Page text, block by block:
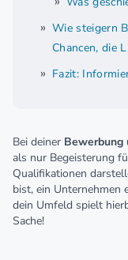
Wie steigern
Chancen, die
Fazit:
Bei deiner Bewerbung
als nur Begeisterung
Qualifikationen
bist, ein Unternehmen
dein Umfeld spielt
Sache!